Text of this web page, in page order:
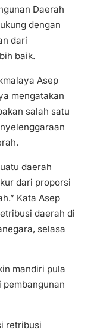
Daerah
dengan
dari
baik.
Asep
mengatakan
salah satu
daerah
dari proporsi
Kata Asep
daerah di
selasa
mandiri pula
retribusi